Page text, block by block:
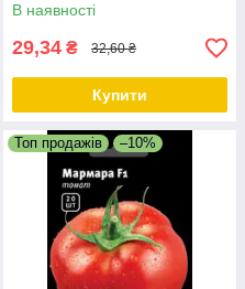
В наявності
29,34 ₴ 32,60 ₴
Купити
Топ продажів –10%